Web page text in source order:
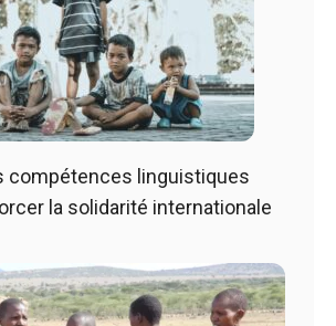
compétences linguistiques
la solidarité internationale